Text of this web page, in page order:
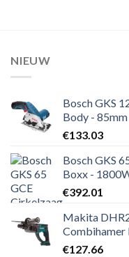
NIEUW
Bosch GKS
Body - 85mm
€133.03
Bosch GKS
Boxx -
€392.01
Makita
Combihamer
€127.66